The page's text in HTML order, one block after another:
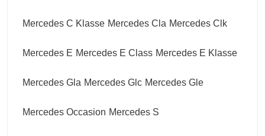
Mercedes C Klasse Mercedes Cla Mercedes Clk
Mercedes E Mercedes E Class Mercedes E Klasse
Mercedes Gla Mercedes Glc Mercedes Gle
Mercedes Occasion Mercedes S